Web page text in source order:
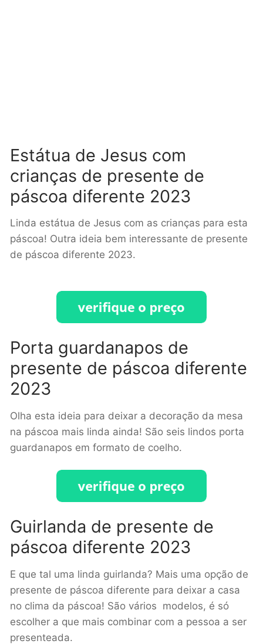
Estátua de Jesus com
crianças de presente de
páscoa diferente 2023
Linda estátua de Jesus com as crianças para esta
páscoa! Outra ideia bem interessante de presente
de páscoa diferente 2023.
Porta guardanapos de
presente de páscoa diferente
2023
Olha esta ideia para deixar a decoração da mesa
na páscoa mais linda ainda! São seis lindos porta
guardanapos em formato de coelho.
Guirlanda de presente de
páscoa diferente 2023
E que tal uma linda guirlanda? Mais uma opção de
presente de páscoa diferente para deixar a casa
no clima da páscoa! São vários modelos, é só
escolher a que mais combinar com a pessoa a ser
presenteada.